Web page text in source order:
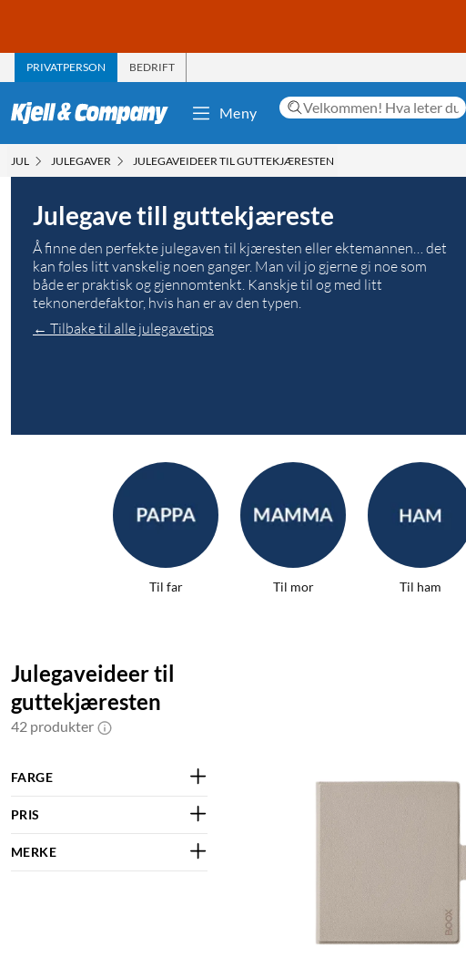
PRIVATPERSON BEDRIFT
Meny
JUL JULEGAVER JULEGAVEIDEER TIL GUTTEKJÆRESTEN
Julegave till guttekjæreste
Å finne den perfekte julegaven til kjæresten eller ektemannen… det
kan føles litt vanskelig noen ganger. Man vil jo gjerne gi noe som
både er praktisk og gjennomtenkt. Kanskje til og med litt
teknonerdefaktor, hvis han er av den typen.
← Tilbake til alle julegavetips
Til far Til mor Til ham
Julegaveideer til
guttekjæresten
42 produkter
FARGE
PRIS
MERKE